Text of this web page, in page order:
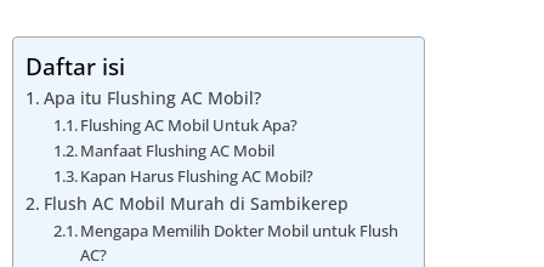
Daftar isi
Apa itu Flushing AC Mobil?
Flushing AC Mobil Untuk Apa?
Manfaat Flushing AC Mobil
Kapan Harus Flushing AC Mobil?
Flush AC Mobil Murah di Sambikerep
Mengapa Memilih Dokter Mobil untuk Flush
AC?